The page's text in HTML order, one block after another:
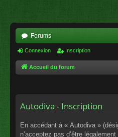
Forums
Connexion Inscription
Accueil du forum
Autodiva - Inscription
En accédant à « Autodiva »
n’acceptez pas d’être